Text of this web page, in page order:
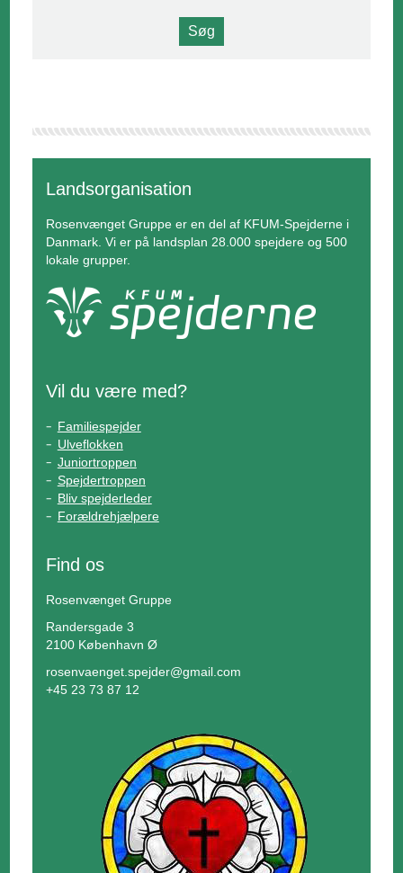
Landsorganisation
Rosenvænget Gruppe er en del af KFUM-Spejderne i
Danmark. Vi er på landsplan 28.000 spejdere og 500
lokale grupper.
Vil du være med?
Familiespejder
Ulveflokken
Juniortroppen
Spejdertroppen
Bliv spejderleder
Forældrehjælpere
Find os
Rosenvænget Gruppe
Randersgade 3
2100 København Ø
rosenvaenget.spejder@gmail.com
+45 23 73 87 12